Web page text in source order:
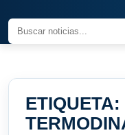
ETIQUETA: